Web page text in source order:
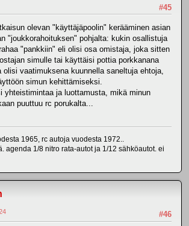
#45
olevan "käyttäjäpoolin" kerääminen asian
"joukkorahoituksen" pohjalta: kukin osallistuja
"pankkiin" eli olisi osa omistaja, joka sitten
simulle tai käyttäisi pottia porkkanana
olisi vaatimuksena kuunnella saneltuja ehtoja,
simun kehittämiseksi.
yhteistimintaa ja luottamusta, mikä minun
puuttuu rc porukalta...
1965, rc autoja vuodesta 1972..
agenda 1/8 nitro rata-autot ja 1/12 sähköautot. ei
#46